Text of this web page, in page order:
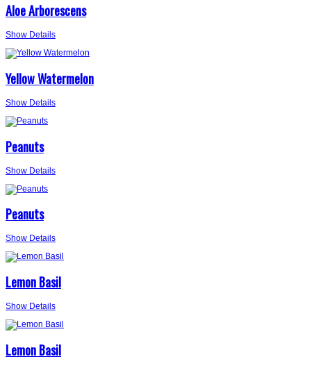
Aloe Arborescens
Show Details
Yellow Watermelon
Show Details
Peanuts
Show Details
Peanuts
Show Details
Lemon Basil
Show Details
Lemon Basil